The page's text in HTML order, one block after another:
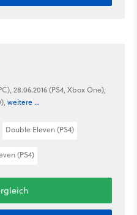
28.06.2016 (PS4, Xbox One),
weitere ...
Double Eleven (PS4)
(PS4)